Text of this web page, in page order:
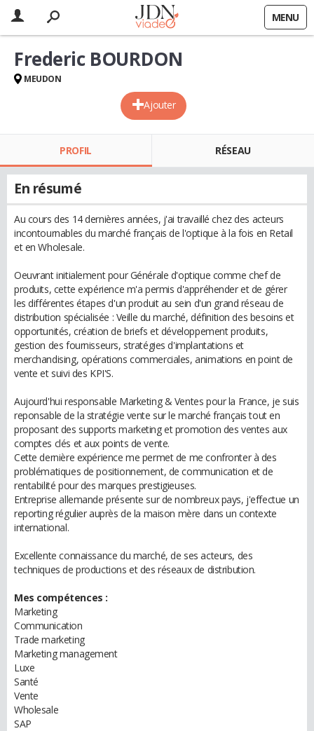
MENU
Ajouter
Frederic BOURDON
MEUDON
PROFIL RÉSEAU
En résumé
Au cours des 14 dernières années, j'ai travaillé chez des acteurs
incontournables du marché français de l'optique à la fois en Retail
et en Wholesale.
Oeuvrant initialement pour Générale d'optique comme chef de
produits, cette expérience m'a permis d'appréhender et de gérer
les différentes étapes d'un produit au sein d'un grand réseau de
distribution spécialisée : Veille du marché, définition des besoins et
opportunités, création de briefs et développement produits,
gestion des fournisseurs, stratégies d'implantations et
merchandising, opérations commerciales, animations en point de
vente et suivi des KPI'S.
Aujourd'hui responsable Marketing & Ventes pour la France, je suis
reponsable de la stratégie vente sur le marché français tout en
proposant des supports marketing et promotion des ventes aux
comptes clés et aux points de vente.
Cette dernière expérience me permet de me confronter à des
problématiques de positionnement, de communication et de
rentabilité pour des marques prestigieuses.
Entreprise allemande présente sur de nombreux pays, j'effectue un
reporting régulier auprès de la maison mère dans un contexte
international.
Excellente connaissance du marché, de ses acteurs, des
techniques de productions et des réseaux de distribution.
Mes compétences :
Marketing
Communication
Trade marketing
Marketing management
Luxe
Santé
Vente
Wholesale
SAP